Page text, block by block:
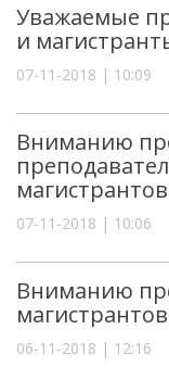
Уважаемые
и
07-11-2018 | 10:09
Вниманию
07-11-2018 | 10:06
Вниманию
06-11-2018 | 12:16